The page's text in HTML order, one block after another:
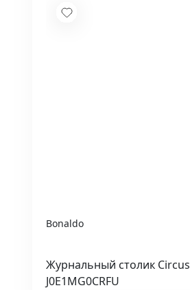
Bonaldo
Журнальный столик Circus
J0E1MG0CRFU